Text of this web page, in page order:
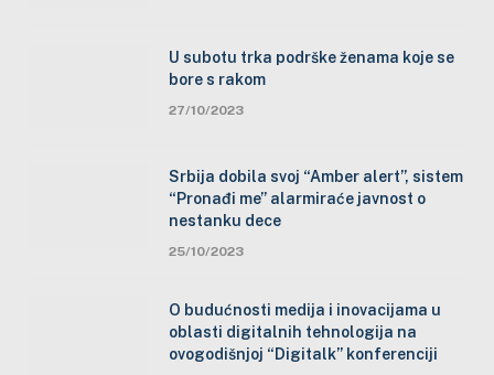
U subotu trka podrške ženama koje se
bore s rakom
27/10/2023
Srbija dobila svoj “Amber alert”, sistem
“Pronađi me” alarmiraće javnost o
nestanku dece
25/10/2023
O budućnosti medija i inovacijama u
oblasti digitalnih tehnologija na
ovogodišnjoj “Digitalk” konferenciji